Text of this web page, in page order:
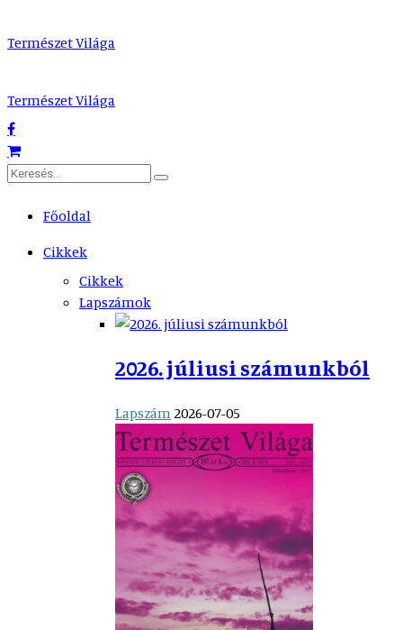
Természet Világa
Természet Világa
Főoldal
Cikkek
Cikkek
Lapszámok
2026. júliusi számunkból
Lapszám 2026-07-05